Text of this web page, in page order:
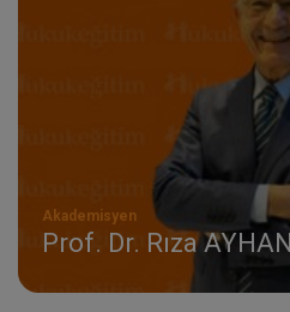
Akademisyen
Prof. Dr. Rıza AYHAN